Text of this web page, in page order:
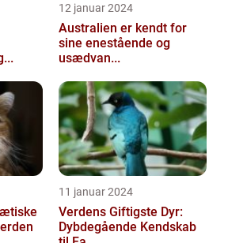
12 januar 2024
Australien er kendt for
sine enestående og
usædvan...
11 januar 2024
Verdens Giftigste Dyr:
Dybdegående Kendskab